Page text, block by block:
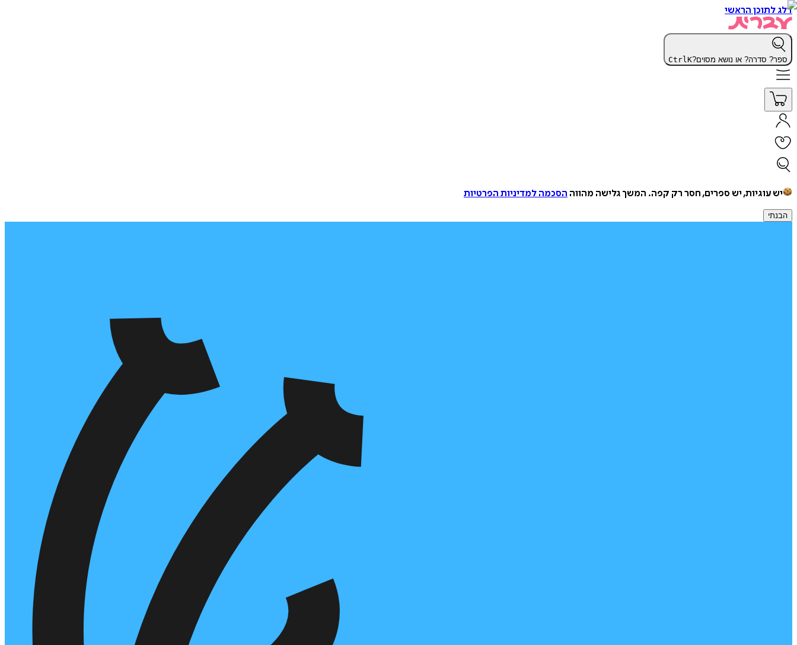
דלג לתוכן הראשי
ספר? סדרה? או נושא מסוים? CtrlK
יש עוגיות, יש ספרים, חסר רק קפה. המשך גלישה מהווה הסכמה למדיניות הפרטיות
הבנתי